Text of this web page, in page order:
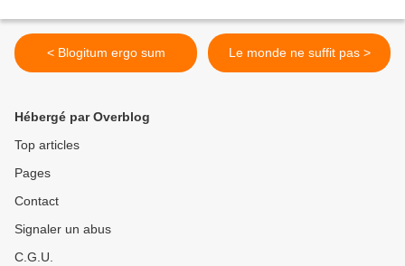
< Blogitum ergo sum Le monde ne suffit pas >
Hébergé par Overblog
Top articles
Pages
Contact
Signaler un abus
C.G.U.